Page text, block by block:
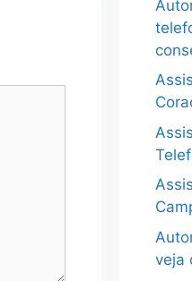
veja